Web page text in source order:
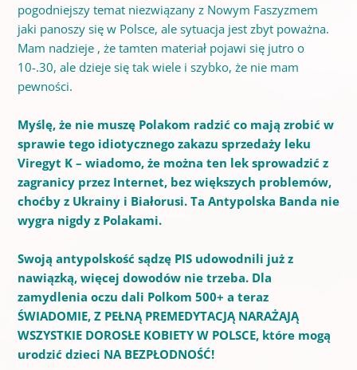
pogodniejszy temat niezwiązany z Nowym Faszyzmem
jaki panoszy się w Polsce, ale sytuacja jest zbyt poważna.
Mam nadzieje , że tamten materiał pojawi się jutro o
10-.30, ale dzieje się tak wiele i szybko, że nie mam
pewności.
Myślę, że nie muszę Polakom radzić co mają zrobić w
sprawie tego idiotycznego zakazu sprzedaży leku
Viregyt K – wiadomo, że można ten lek sprowadzić z
zagranicy przez Internet, bez większych problemów,
choćby z Ukrainy i Białorusi. Ta Antypolska Banda nie
wygra nigdy z Polakami.
Swoją antypolskość sądzę PIS udowodnili już z
nawiązką, więcej dowodów nie trzeba. Dla
zamydlenia oczu dali Polkom 500+ a teraz
ŚWIADOMIE, Z PEŁNĄ PREMEDYTACJĄ NARAŻAJĄ
WSZYSTKIE DOROSŁE KOBIETY W POLSCE, które mogą
urodzić dzieci NA BEZPŁODNOŚĆ!